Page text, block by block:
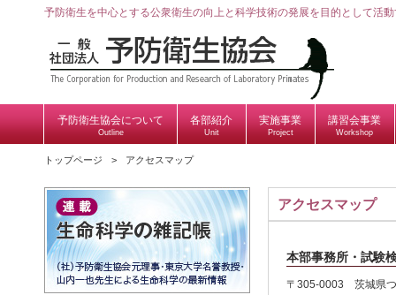
予防衛生を中心とする公衆衛生の向上と科学技術の発展を目的として活
予防衛生協会について
Outline
各部紹介
Unit
実施事業
Project
講習会事業
Workshop
トップページ アクセスマップ
アクセスマップ
本部事務所・試験
〒305-0003 茨城県